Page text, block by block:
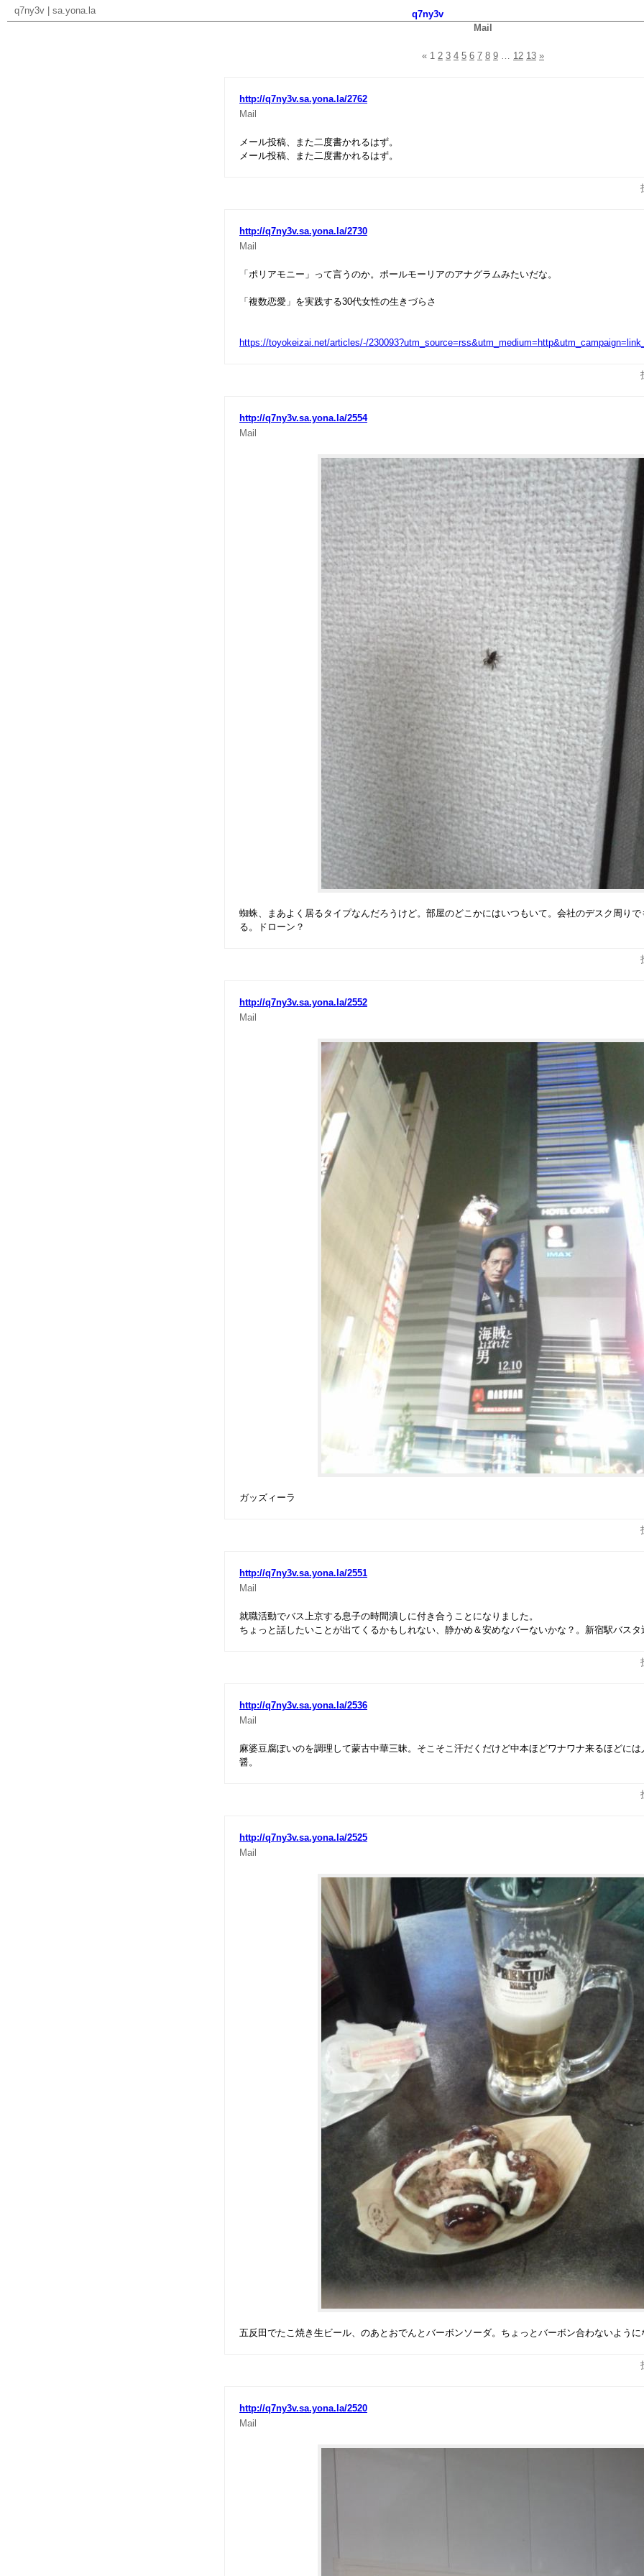
q7ny3v sa.yona.la
q7ny3v
Mail
« 1 2 3 4 5 6 7 8 9 … 12 13 »
http://q7ny3v.sa.yona.la/2762
Mail
メール投稿、また二度書かれるはず。
メール投稿、また二度書かれるはず。
http://q7ny3v.sa.yona.la/2730
Mail
「ポリアモニー」って言うのか。ポールモーリアのアナグラムみたいだな。
「複数恋愛」を実践する30代女性の生きづらさ
https://toyokeizai.net/articles/-/
http://q7ny3v.sa.yona.la/2554
Mail
蜘蛛、まあよく居るタイプなんだろうけど。部屋のどこかにはいつもいて。会社のデスク周り
る。ドローン？
http://q7ny3v.sa.yona.la/2552
Mail
ガッズィーラ
http://q7ny3v.sa.yona.la/2551
Mail
就職活動でバス上京する息子の時間潰しに付き合うことになりました。
ちょっと話したいことが出てくるかもしれない、静かめ＆安めなバーないかな？。新宿駅バス
http://q7ny3v.sa.yona.la/2536
Mail
麻婆豆腐ぽいのを調理して蒙古中華三昧。そこそこ汗だくだけど中本ほどワナワナ来るほどに
醤。
http://q7ny3v.sa.yona.la/2525
Mail
五反田でたこ焼き生ビール、のあとおでんとバーボンソーダ。ちょっとバーボン合わないよう
http://q7ny3v.sa.yona.la/2520
Mail